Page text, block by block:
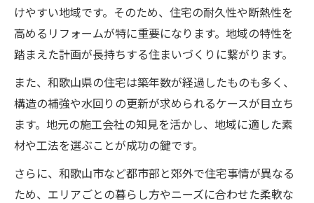
けやすい地域です。そのため、住宅の耐久性や断熱性を
高めるリフォームが特に重要になります。地域の特性を
踏まえた計画が長持ちする住まいづくりに繋がります。
また、和歌山県の住宅は築年数が経過したものも多く、
構造の補強や水回りの更新が求められるケースが目立ち
ます。地元の施工会社の知見を活かし、地域に適した素
材や工法を選ぶことが成功の鍵です。
さらに、和歌山市など都市部と郊外で住宅事情が異なる
ため、エリアごとの暮らし方やニーズに合わせた柔軟な